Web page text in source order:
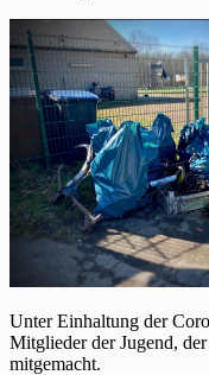
Unter Einhaltung der
Mitglieder der Jugend,
mitgemacht.